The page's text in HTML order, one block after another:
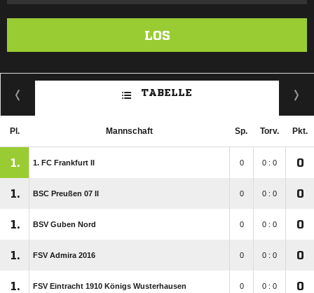
LOS
TABELLE
Pl. Mannschaft Sp. Torv. Pkt.
1. 1. FC Frankfurt II 0 0 : 0 0
1. BSC Preußen 07 II 0 0 : 0 0
1. BSV Guben Nord 0 0 : 0 0
1. FSV Admira 2016 0 0 : 0 0
1. FSV Eintracht 1910 Königs Wusterhausen 0 0 : 0 0